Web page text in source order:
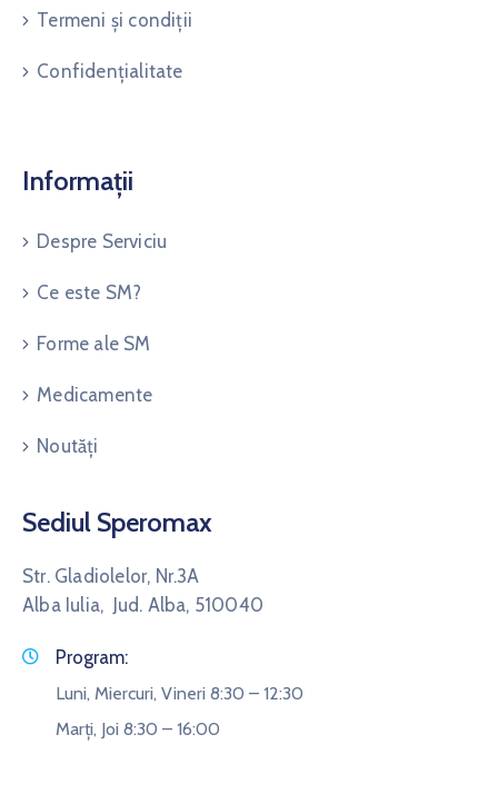
Termeni și condiții
Confidențialitate
Informații
Despre Serviciu
Ce este SM?
Forme ale SM
Medicamente
Noutăți
Sediul Speromax
Str. Gladiolelor, Nr.3A
Alba Iulia, Jud. Alba, 510040
Program:
Luni, Miercuri, Vineri 8:30 – 12:30
Marți, Joi 8:30 – 16:00